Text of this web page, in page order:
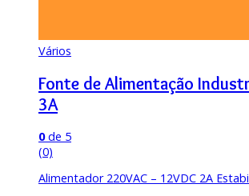
Vários
Fonte de Alimentação
3A
0de 5
(0)
Alimentador 220VAC – 12VDC 2A